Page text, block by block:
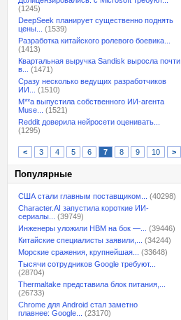
(1245)
DeepSeek планирует существенно поднять
цены...
(1539)
Разработка китайского ролевого боевика...
(1413)
Квартальная выручка Sandisk выросла почти
в...
(1471)
Сразу несколько ведущих разработчиков
ИИ...
(1510)
M**a выпустила собственного ИИ-агента
Muse...
(1521)
Reddit доверила нейросети оценивать...
(1295)
< 3 4 5 6 7 8 9 10 >
Популярные
США стали главным поставщиком...
(40298)
Character.AI запустила короткие ИИ-
сериалы...
(39749)
Инженеры уложили HBM на бок —...
(39446)
Китайские специалисты заявили,...
(34244)
Морские сражения, крупнейшая...
(33648)
Тысячи сотрудников Google требуют...
(28704)
Thermaltake представила блок питания,...
(26733)
Chrome для Android стал заметно
плавнее: Google...
(23170)